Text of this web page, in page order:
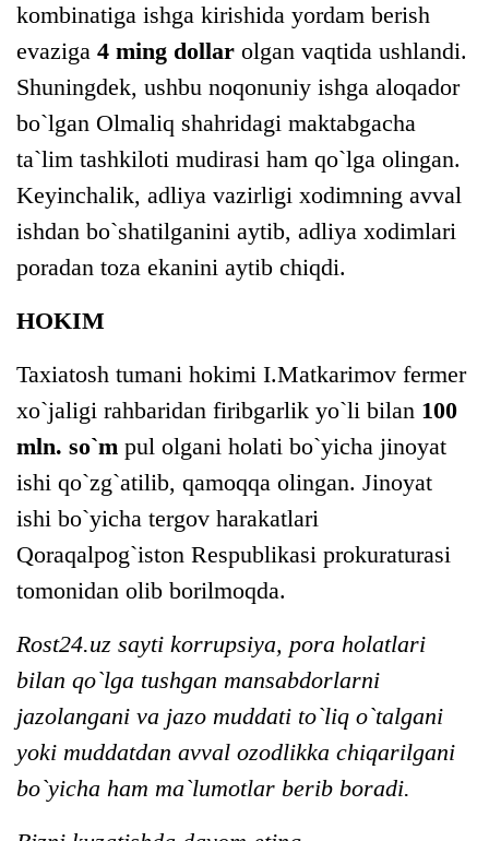
kombinatiga ishga kirishida yordam berish
evaziga 4 ming dollar olgan vaqtida ushlandi.
Shuningdek, ushbu noqonuniy ishga aloqador
bo`lgan Olmaliq shahridagi maktabgacha
ta`lim tashkiloti mudirasi ham qo`lga olingan.
Keyinchalik, adliya vazirligi xodimning avval
ishdan bo`shatilganini aytib, adliya xodimlari
poradan toza ekanini aytib chiqdi.
HOKIM
Taxiatosh tumani hokimi I.Matkarimov fermer
xo`jaligi rahbaridan firibgarlik yo`li bilan 100
mln. so`m pul olgani holati bo`yicha jinoyat
ishi qo`zg`atilib, qamoqqa olingan. Jinoyat
ishi bo`yicha tergov harakatlari
Qoraqalpog`iston Respublikasi prokuraturasi
tomonidan olib borilmoqda.
Rost24.uz sayti korrupsiya, pora holatlari
bilan qo`lga tushgan mansabdorlarni
jazolangani va jazo muddati to`liq o`talgani
yoki muddatdan avval ozodlikka chiqarilgani
bo`yicha ham ma`lumotlar berib boradi.